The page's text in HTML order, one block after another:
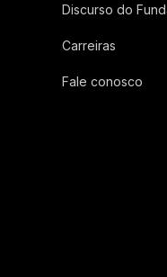
Discurso do
Carreiras
Fale conosco